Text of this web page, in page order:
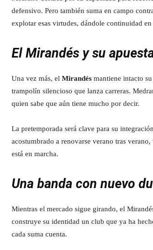
defensivo. Pero también suma en campo
explotar esas virtudes, dándole continuidad
El Mirandés y su
Una vez más, el Mirandés mantiene intacto
trampolín silencioso que lanza carreras.
quien sabe que aún tiene mucho por decir.
La pretemporada será clave para su
acostumbrado a renovarse verano tras
está en marcha.
Una banda con nuevo
Mientras el mercado sigue girando, el
construye su identidad un club que ya ha
cada suma cuenta.